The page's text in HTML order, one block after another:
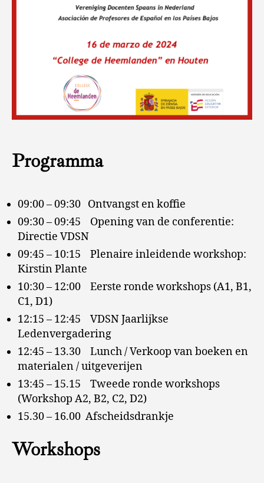
Programma
09:00 – 09:30 Ontvangst en koffie
09:30 – 09:45 Opening van de conferentie:
Directie VDSN
09:45 – 10:15 Plenaire inleidende workshop:
Kirstin Plante
10:30 – 12:00 Eerste ronde workshops (A1, B1,
C1, D1)
12:15 – 12:45 VDSN Jaarlijkse
Ledenvergadering
12:45 – 13.30 Lunch / Verkoop van boeken en
materialen / uitgeverijen
13:45 – 15.15 Tweede ronde workshops
(Workshop A2, B2, C2, D2)
15.30 – 16.00 Afscheidsdrankje
Workshops